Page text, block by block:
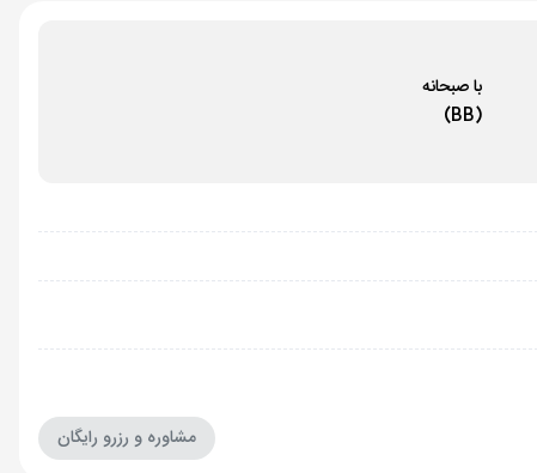
با صبحانه
(BB)
مشاوره و رزرو رایگان